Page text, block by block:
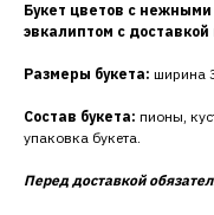
Букет цветов с
эвкалиптом с
Размеры букета: ширина
Состав букета: пионы,
упаковка букета.
Перед доставкой